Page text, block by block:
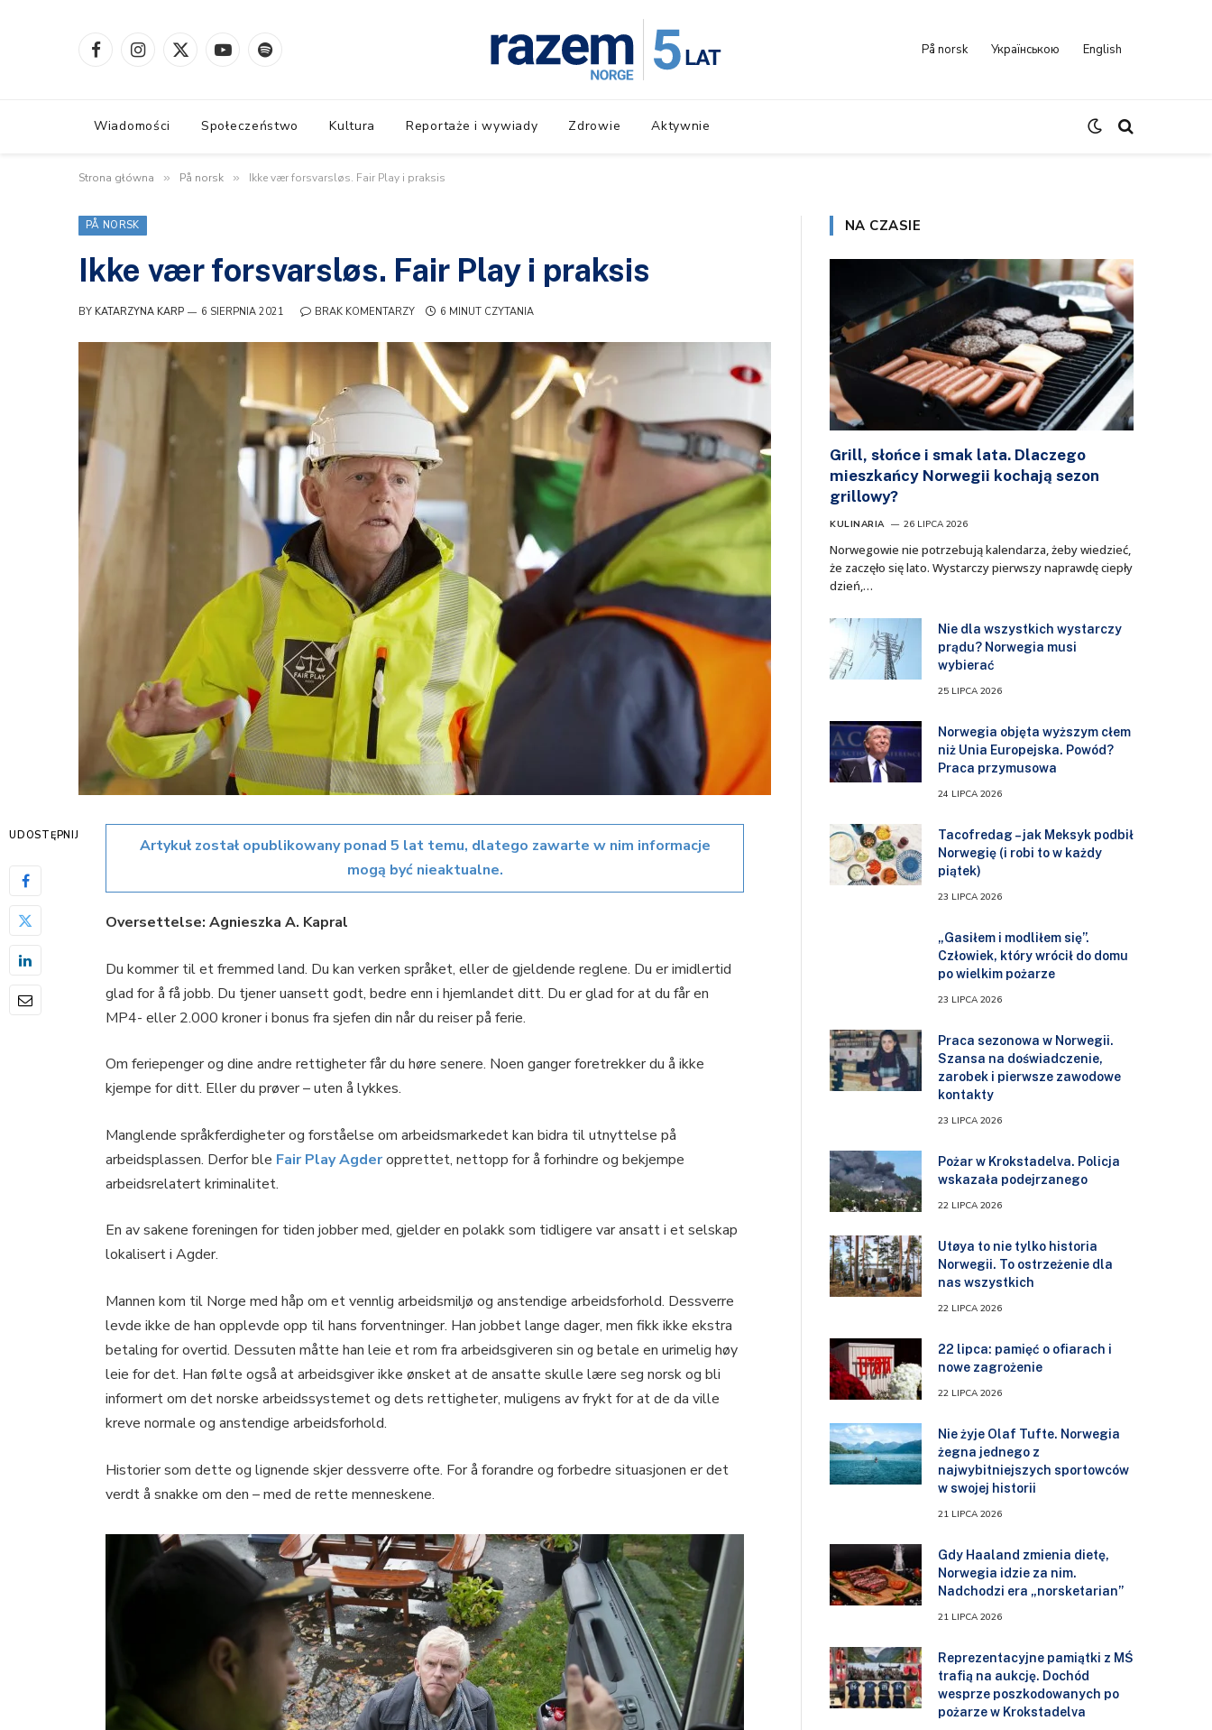
FacebookInstagram
X
YouTubeSpotify På norsk Українською English
Wiadomości Społeczeństwo Kultura Reportaże i wywiady Zdrowie Aktywnie
Strona główna » På norsk » Ikke vær forsvarsløs. Fair Play i praksis
PÅ NORSK
Ikke vær forsvarsløs. Fair Play i praksis
BY KATARZYNA KARP 6 SIERPNIA 2021 BRAK KOMENTARZY 6 MINUT CZYTANIA
UDOSTĘPNIJ
Artykuł został opublikowany ponad 5 lat temu, dlatego zawarte w nim informacje
mogą być nieaktualne.
Oversettelse: Agnieszka A. Kapral
Du kommer til et fremmed land. Du kan verken språket, eller de gjeldende reglene. Du er imidlertid
glad for å få jobb. Du tjener uansett godt, bedre enn i hjemlandet ditt. Du er glad for at du får en
MP4- eller 2.000 kroner i bonus fra sjefen din når du reiser på ferie.
Om feriepenger og dine andre rettigheter får du høre senere. Noen ganger foretrekker du å ikke
kjempe for ditt. Eller du prøver – uten å lykkes.
Manglende språkferdigheter og forståelse om arbeidsmarkedet kan bidra til utnyttelse på
arbeidsplassen. Derfor ble Fair Play Agderopprettet, nettopp for å forhindre og bekjempe
arbeidsrelatert kriminalitet.
En av sakene foreningen for tiden jobber med, gjelder en polakk som tidligere var ansatt i et selskap
lokalisert i Agder.
Mannen kom til Norge med håp om et vennlig arbeidsmiljø og anstendige arbeidsforhold. Dessverre
levde ikke de han opplevde opp til hans forventninger. Han jobbet lange dager, men fikk ikke ekstra
betaling for overtid. Dessuten måtte han leie et rom fra arbeidsgiveren sin og betale en urimelig høy
leie for det. Han følte også at arbeidsgiver ikke ønsket at de ansatte skulle lære seg norsk og bli
informert om det norske arbeidssystemet og dets rettigheter, muligens av frykt for at de da ville
kreve normale og anstendige arbeidsforhold.
Historier som dette og lignende skjer dessverre ofte. For å forandre og forbedre situasjonen er det
verdt å snakke om den – med de rette menneskene.
NA CZASIE
Grill, słońce i smak lata. Dlaczego
mieszkańcy Norwegii kochają sezon
grillowy?
KULINARIA 26 LIPCA 2026
Norwegowie nie potrzebują kalendarza, żeby wiedzieć,
że zaczęło się lato. Wystarczy pierwszy naprawdę ciepły
dzień,…
Nie dla wszystkich wystarczy
prądu? Norwegia musi
wybierać
25 LIPCA 2026
Norwegia objęta wyższym cłem
niż Unia Europejska. Powód?
Praca przymusowa
24 LIPCA 2026
Tacofredag – jak Meksyk podbił
Norwegię (i robi to w każdy
piątek)
23 LIPCA 2026
„Gasiłem i modliłem się”.
Człowiek, który wrócił do domu
po wielkim pożarze
23 LIPCA 2026
Praca sezonowa w Norwegii.
Szansa na doświadczenie,
zarobek i pierwsze zawodowe
kontakty
23 LIPCA 2026
Pożar w Krokstadelva. Policja
wskazała podejrzanego
22 LIPCA 2026
Utøya to nie tylko historia
Norwegii. To ostrzeżenie dla
nas wszystkich
22 LIPCA 2026
22 lipca: pamięć o ofiarach i
nowe zagrożenie
22 LIPCA 2026
Nie żyje Olaf Tufte. Norwegia
żegna jednego z
najwybitniejszych sportowców
w swojej historii
21 LIPCA 2026
Gdy Haaland zmienia dietę,
Norwegia idzie za nim.
Nadchodzi era „norsketarian”
21 LIPCA 2026
Reprezentacyjne pamiątki z MŚ
trafią na aukcję. Dochód
wesprze poszkodowanych po
pożarze w Krokstadelva